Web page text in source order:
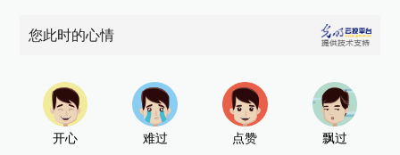
您此时的心情
开心 难过 点赞 飘过